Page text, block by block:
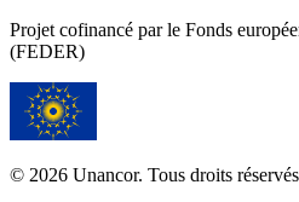
Projet cofinancé par le Fonds
(FEDER)
© 2026 Unancor. Tous droits réservés